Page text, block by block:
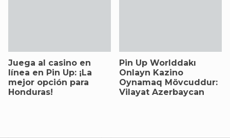
Juega al casino en
línea en Pin Up: ¡La
mejor opción para
Honduras!
Pin Up Worlddakı
Onlayn Kazino
Oynamaq Mövcuddur:
Vilayat Azerbaycan